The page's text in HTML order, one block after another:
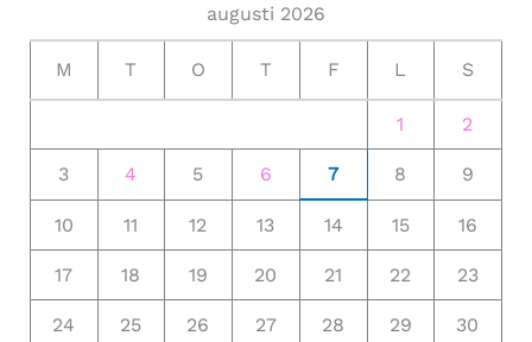
augusti 2026
M T O T F L S
1 2
3 4 5 6 7 8 9
10 11 12 13 14 15 16
17 18 19 20 21 22 23
24 25 26 27 28 29 30